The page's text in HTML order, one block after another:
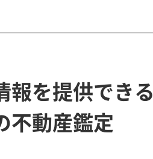
報を提供できる
不動産鑑定